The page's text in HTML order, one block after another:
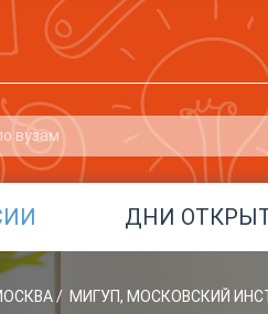
ДНИ
/ МИГУП, МОСКОВСКИЙ